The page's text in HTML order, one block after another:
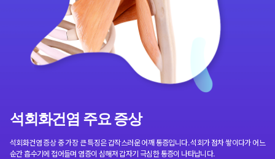
석회화건염 주요 증상
석회화건염 증상 중 가장 큰 특징은 갑작스러운 어깨 통증입니다. 석회가 점차 쌓이다가 어느
순간 흡수기에 접어들며 염증이 심해져 갑자기 극심한 통증이 나타납니다.